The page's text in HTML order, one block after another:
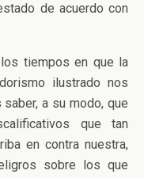
de acuerdo con
tiempos en que la
ilustrado nos
a su modo, que
que tan
en contra nuestra,
sobre los que